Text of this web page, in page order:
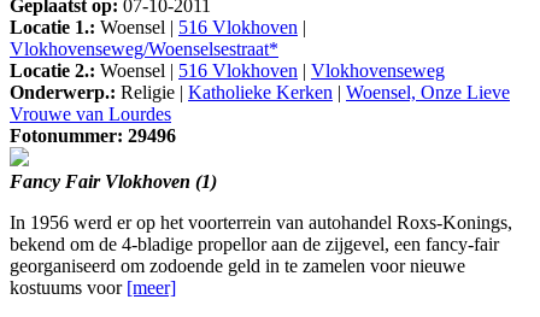
Geplaatst op: 07-10-2011
Locatie 1.: Woensel | 516 Vlokhoven |
Vlokhovenseweg/Woenselsestraat*
Locatie 2.: Woensel | 516 Vlokhoven | Vlokhovenseweg
Onderwerp.: Religie | Katholieke Kerken | Woensel, Onze Lieve
Vrouwe van Lourdes
Fotonummer: 29496
Fancy Fair Vlokhoven (1)
In 1956 werd er op het voorterrein van autohandel Roxs-Konings,
bekend om de 4-bladige propellor aan de zijgevel, een fancy-fair
georganiseerd om zodoende geld in te zamelen voor nieuwe
kostuums voor [meer]